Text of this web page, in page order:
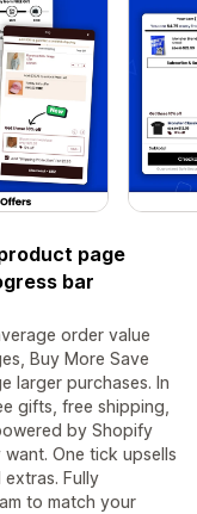
page
bar
order value
Buy More Save
larger purchases. In
gifts, free shipping,
by Shopify
One tick upsells
Fully
to match your